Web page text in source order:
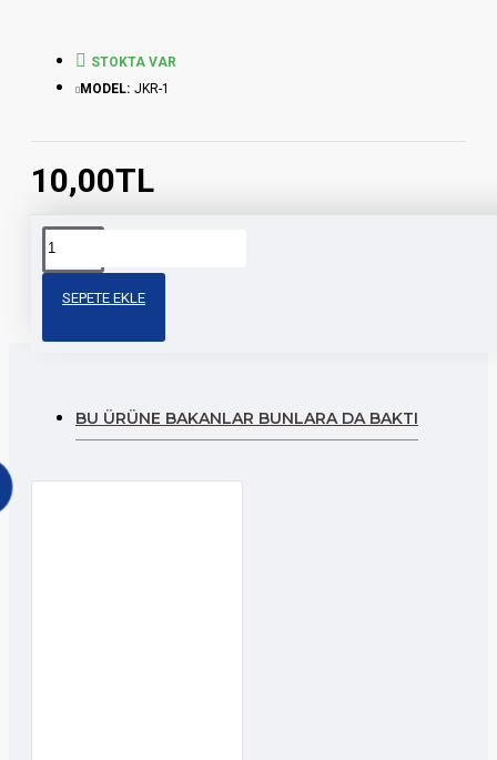
10,00TL
STOKTA VAR
MODEL: JKR-1
SEPETE EKLE
Etiketler:
sticker
BU ÜRÜNE BAKANLAR BUNLARA DA BAKTI